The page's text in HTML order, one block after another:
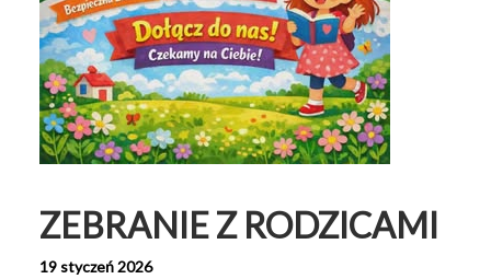
ZEBRANIE Z RODZICAMI
19 styczeń 2026